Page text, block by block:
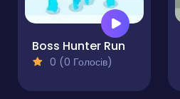
Boss Hunter Run
0 (0 Голосів)